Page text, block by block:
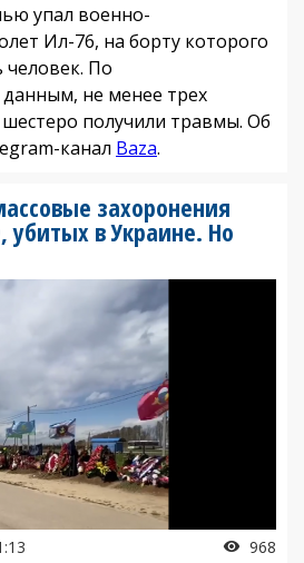
упал военно-
Ил-76, на борту которого
человек. По
не менее трех
получили травмы. Об
канал Baza.
захоронения
убитых в Украине. Но
968